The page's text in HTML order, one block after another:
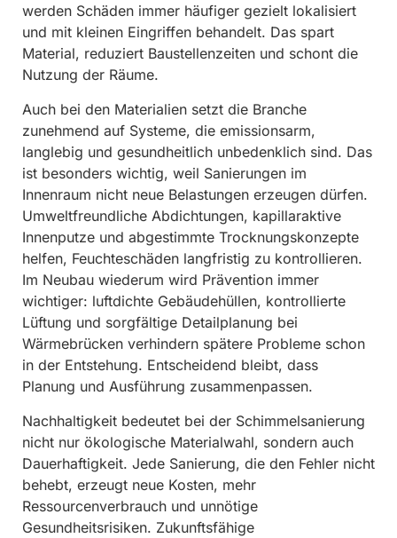
werden Schäden immer häufiger gezielt lokalisiert
und mit kleinen Eingriffen behandelt. Das spart
Material, reduziert Baustellenzeiten und schont die
Nutzung der Räume.
Auch bei den Materialien setzt die Branche
zunehmend auf Systeme, die emissionsarm,
langlebig und gesundheitlich unbedenklich sind. Das
ist besonders wichtig, weil Sanierungen im
Innenraum nicht neue Belastungen erzeugen dürfen.
Umweltfreundliche Abdichtungen, kapillaraktive
Innenputze und abgestimmte Trocknungskonzepte
helfen, Feuchteschäden langfristig zu kontrollieren.
Im Neubau wiederum wird Prävention immer
wichtiger: luftdichte Gebäudehüllen, kontrollierte
Lüftung und sorgfältige Detailplanung bei
Wärmebrücken verhindern spätere Probleme schon
in der Entstehung. Entscheidend bleibt, dass
Planung und Ausführung zusammenpassen.
Nachhaltigkeit bedeutet bei der Schimmelsanierung
nicht nur ökologische Materialwahl, sondern auch
Dauerhaftigkeit. Jede Sanierung, die den Fehler nicht
behebt, erzeugt neue Kosten, mehr
Ressourcenverbrauch und unnötige
Gesundheitsrisiken. Zukunftsfähige